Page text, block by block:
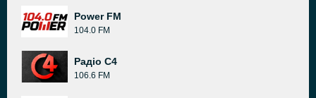
Power FM
104.0 FM
Радіо C4
106.6 FM